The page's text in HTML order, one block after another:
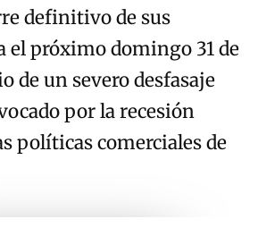
definitivo de sus
el próximo domingo 31 de
de un severo desfasaje
por la recesión
políticas comerciales de